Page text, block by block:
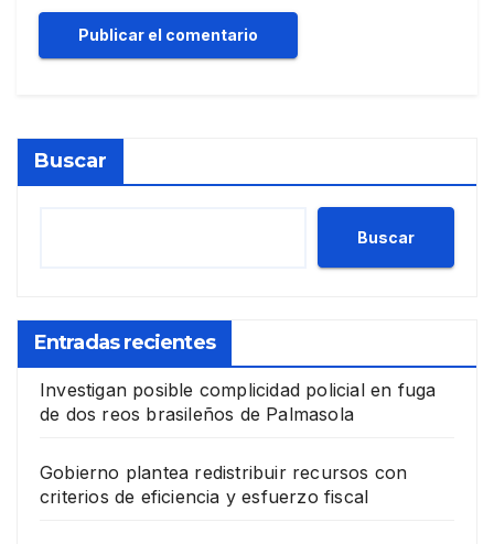
Buscar
Buscar
Entradas recientes
Investigan posible complicidad policial en fuga
de dos reos brasileños de Palmasola
Gobierno plantea redistribuir recursos con
criterios de eficiencia y esfuerzo fiscal